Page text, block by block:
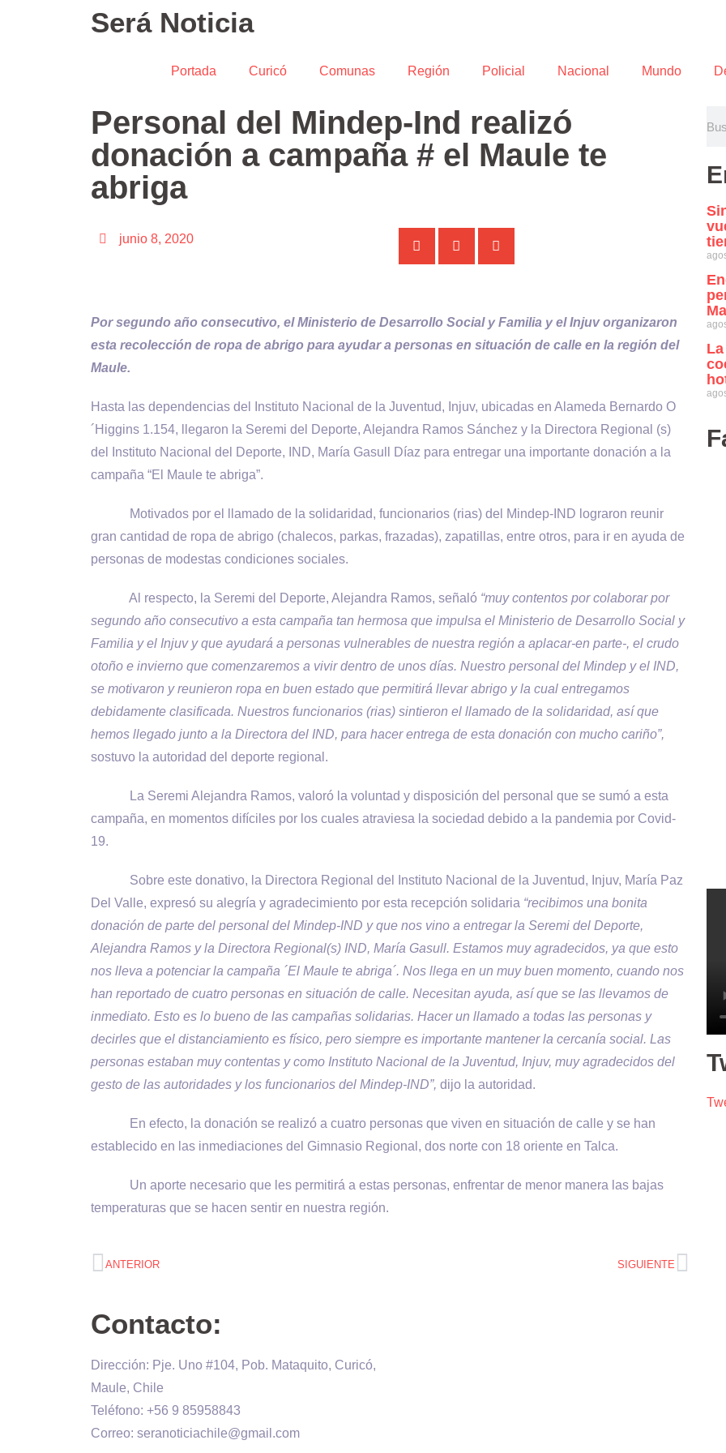
Será Noticia
Portada Curicó Comunas Región Policial Nacional Mundo
Personal del Mindep-Ind realizó
donación a campaña # el Maule te
abriga
junio 8, 2020
Por segundo año consecutivo, el Ministerio de Desarrollo Social y Familia y el Injuv organizaron
esta recolección de ropa de abrigo para ayudar a personas en situación de calle en la región del
Maule.
Hasta las dependencias del Instituto Nacional de la Juventud, Injuv, ubicadas en Alameda Bernardo O
´Higgins 1.154, llegaron la Seremi del Deporte, Alejandra Ramos Sánchez y la Directora Regional (s)
del Instituto Nacional del Deporte, IND, María Gasull Díaz para entregar una importante donación a la
campaña “El Maule te abriga”.
Motivados por el llamado de la solidaridad, funcionarios (rias) del Mindep-IND lograron reunir
gran cantidad de ropa de abrigo (chalecos, parkas, frazadas), zapatillas, entre otros, para ir en ayuda de
personas de modestas condiciones sociales.
Al respecto, la Seremi del Deporte, Alejandra Ramos, señaló “muy contentos por colaborar por
segundo año consecutivo a esta campaña tan hermosa que impulsa el Ministerio de Desarrollo Social y
Familia y el Injuv y que ayudará a personas vulnerables de nuestra región a aplacar-en parte-, el crudo
otoño e invierno que comenzaremos a vivir dentro de unos días. Nuestro personal del Mindep y el IND,
se motivaron y reunieron ropa en buen estado que permitirá llevar abrigo y la cual entregamos
debidamente clasificada. Nuestros funcionarios (rias) sintieron el llamado de la solidaridad, así que
hemos llegado junto a la Directora del IND, para hacer entrega de esta donación con mucho cariño”,
sostuvo la autoridad del deporte regional.
La Seremi Alejandra Ramos, valoró la voluntad y disposición del personal que se sumó a esta
campaña, en momentos difíciles por los cuales atraviesa la sociedad debido a la pandemia por Covid-
19.
Sobre este donativo, la Directora Regional del Instituto Nacional de la Juventud, Injuv, María Paz
Del Valle, expresó su alegría y agradecimiento por esta recepción solidaria “recibimos una bonita
donación de parte del personal del Mindep-IND y que nos vino a entregar la Seremi del Deporte,
Alejandra Ramos y la Directora Regional(s) IND, María Gasull. Estamos muy agradecidos, ya que esto
nos lleva a potenciar la campaña ´El Maule te abriga´. Nos llega en un muy buen momento, cuando nos
han reportado de cuatro personas en situación de calle. Necesitan ayuda, así que se las llevamos de
inmediato. Esto es lo bueno de las campañas solidarias. Hacer un llamado a todas las personas y
decirles que el distanciamiento es físico, pero siempre es importante mantener la cercanía social. Las
personas estaban muy contentas y como Instituto Nacional de la Juventud, Injuv, muy agradecidos del
gesto de las autoridades y los funcionarios del Mindep-IND”, dijo la autoridad.
En efecto, la donación se realizó a cuatro personas que viven en situación de calle y se han
establecido en las inmediaciones del Gimnasio Regional, dos norte con 18 oriente en Talca.
Un aporte necesario que les permitirá a estas personas, enfrentar de menor manera las bajas
temperaturas que se hacen sentir en nuestra región.
ANTERIOR SIGUIENTE
Contacto:
Dirección: Pje. Uno #104, Pob. Mataquito, Curicó,
Maule, Chile
Teléfono: +56 9 85958843
Correo: seranoticiachile@gmail.com